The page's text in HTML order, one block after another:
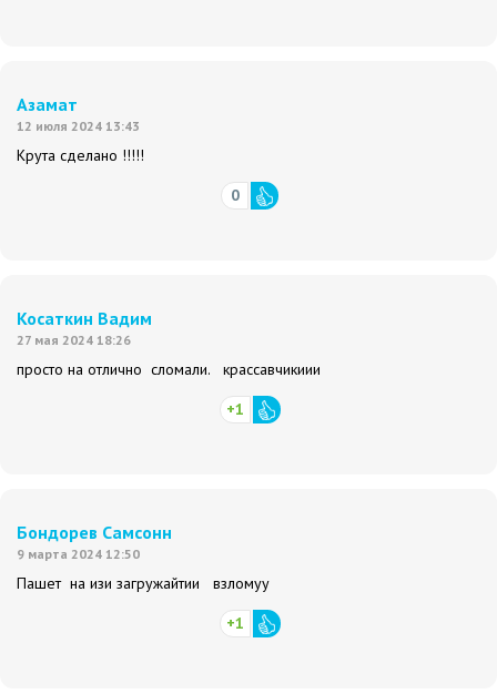
Азамат
12 июля 2024 13:43
Крута сделано !!!!!
0
Косаткин Вадим
27 мая 2024 18:26
просто на отлично сломали. крассавчикиии
+1
Бондорев Самсонн
9 марта 2024 12:50
Пашет на изи загружайтии взломуу
+1